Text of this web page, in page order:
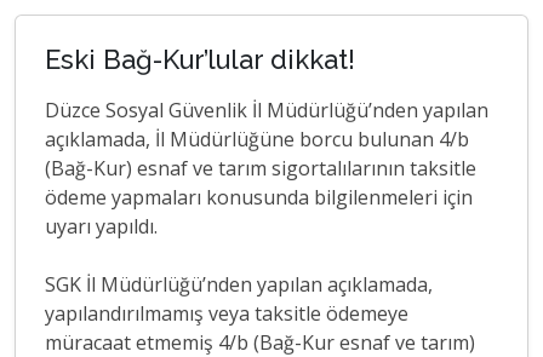
Eski Bağ-Kur’lular dikkat!
Düzce Sosyal Güvenlik İl Müdürlüğü’nden yapılan
açıklamada, İl Müdürlüğüne borcu bulunan 4/b
(Bağ-Kur) esnaf ve tarım sigortalılarının taksitle
ödeme yapmaları konusunda bilgilenmeleri için
uyarı yapıldı.
SGK İl Müdürlüğü’nden yapılan açıklamada,
yapılandırılmamış veya taksitle ödemeye
müracaat etmemiş 4/b (Bağ-Kur esnaf ve tarım)